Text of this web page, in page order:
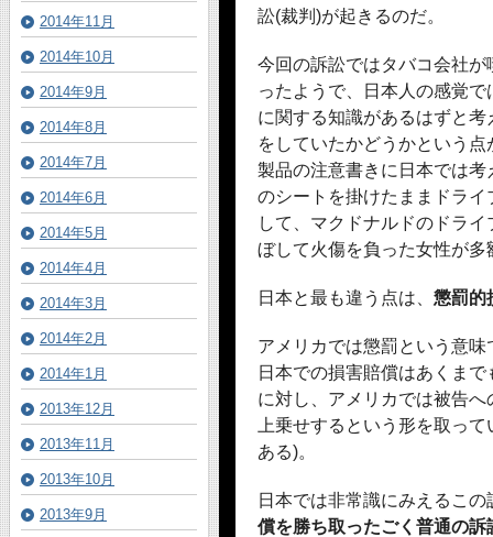
訟(裁判)が起きるのだ。
今回の訴訟ではタバコ会社
ったようで、日本人の感覚
に関する知識があるはずと
をしていたかどうかという
製品の注意書きに日本では
のシートを掛けたままドラ
して、マクドナルドのドラ
ぼして火傷を負った女性が
日本と最も違う点は、 懲罰的
アメリカでは懲罰という意
日本での損害賠償はあくま
に対し、アメリカでは被告
上乗せするという形を取っ
ある)。
日本では非常識にみえるこの
償を勝ち取ったごく普通の訴
2014年11月
2014年10月
2014年9月
2014年8月
2014年7月
2014年6月
2014年5月
2014年4月
2014年3月
2014年2月
2014年1月
2013年12月
2013年11月
2013年10月
2013年9月